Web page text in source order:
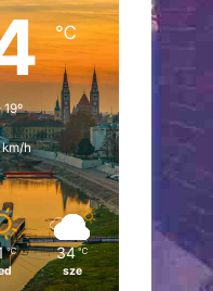
℃
h
℃ 34 ℃
sze